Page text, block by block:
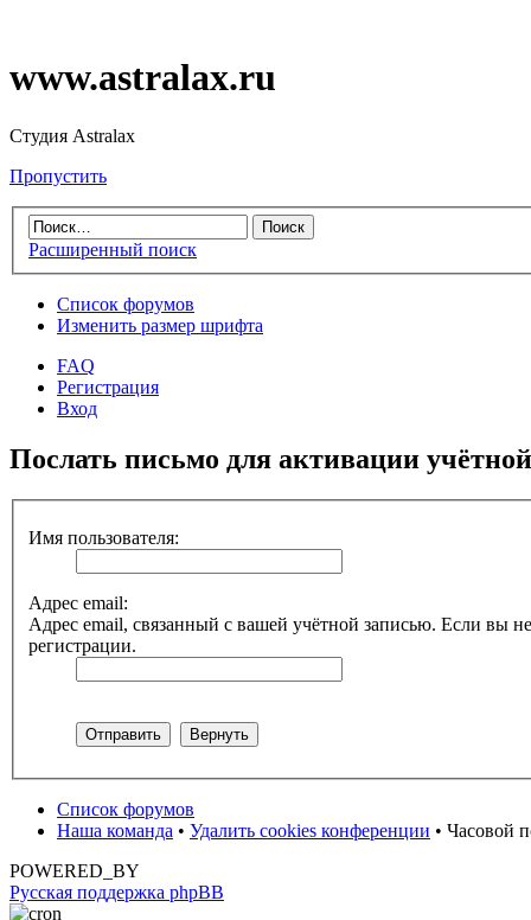
www.astralax.ru
Студия Astralax
Пропустить
Расширенный поиск
Список форумов
Изменить размер шрифта
FAQ
Регистрация
Вход
Послать письмо для активации
Имя пользователя:
Адрес email:
Адрес email, связанный с вашей учётной записью. Если вы
регистрации.
Список форумов
Наша команда • Удалить cookies конференции • Часовой
POWERED_BY
Русская поддержка phpBB